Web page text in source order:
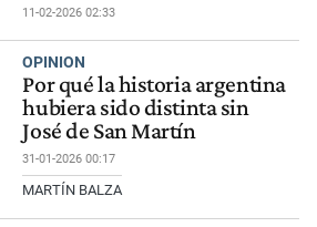
11-02-2026 02:33
OPINION
Por qué la historia argentina
hubiera sido distinta sin
José de San Martín
31-01-2026 00:17
MARTÍN BALZA